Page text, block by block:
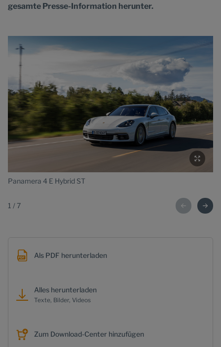
gesamte Presse-Information herunter.
Panamera 4 E Hybrid ST
1 /7
Als PDF herunterladen
Alles herunterladen
Texte, Bilder, Videos
Zum Download-Center hinzufügen